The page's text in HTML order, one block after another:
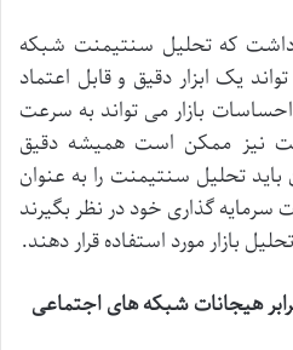
که تحلیل سنتیمنت شبکه
تواند یک ابزار دقیق و قابل اعتماد
احساسات بازار می تواند به سرعت
نیز ممکن است همیشه دقیق
باید تحلیل سنتیمنت را به عنوان
سرمایهگذاری خوددر نظر بگیرند
تحلیل بازار مورد استفادهقرار دهند.
هیجاناتشبکههایاجتماعی